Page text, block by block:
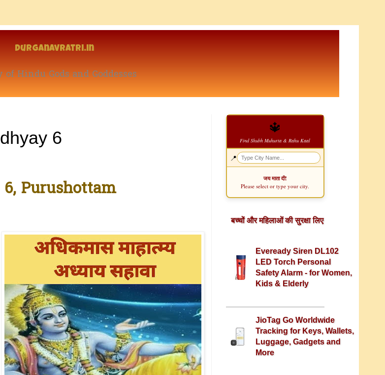
Durganavratri.in
of Hindu Gods and Goddesses
6
Purushottam
🔱
Find Shubh Muhurta & Rahu Kaal
📍
जय माता दी!
Please select or type your city.
बच्चों और महिलाओं की सुरक्षा लिए
Eveready Siren DL102
LED Torch Personal
Safety Alarm - for Women,
Kids & Elderly
JioTag Go Worldwide
Tracking for Keys, Wallets,
Luggage, Gadgets and
More